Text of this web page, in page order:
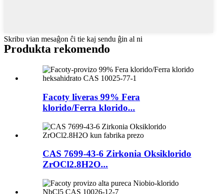
Skribu vian mesaĝon ĉi tie kaj sendu ĝin al ni
Produkta rekomendo
Facoty liveras 99% Fera
klorido/Ferra klorido...
CAS 7699-43-6 Zirkonia Oksiklorido
ZrOCl2.8H2O...